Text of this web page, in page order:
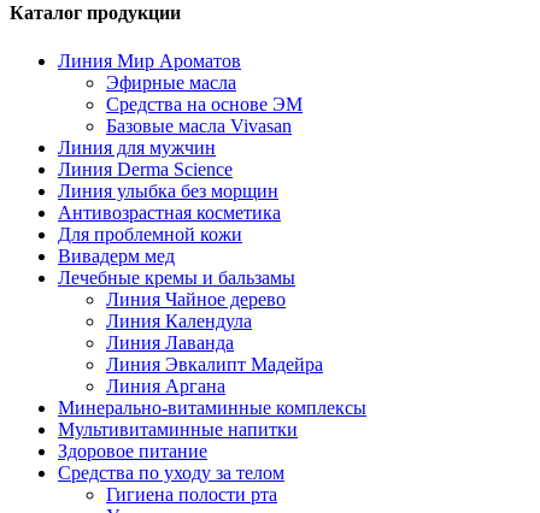
Каталог продукции
Линия Мир Ароматов
Эфирные масла
Средства на основе ЭМ
Базовые масла Vivasan
Линия для мужчин
Линия Derma Science
Линия улыбка без морщин
Антивозрастная косметика
Для проблемной кожи
Вивадерм мед
Лечебные кремы и бальзамы
Линия Чайное дерево
Линия Календула
Линия Лаванда
Линия Эвкалипт Мадейра
Линия Аргана
Минерально-витаминные комплексы
Мультивитаминные напитки
Здоровое питание
Средства по уходу за телом
Гигиена полости рта